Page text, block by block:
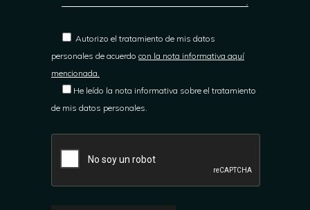
Autorizo el tratamiento de mis datos
personales de acuerdo con la nota informativa aquí
mencionada.
He leído la nota informativa sobre el tratamiento
de mis datos personales.